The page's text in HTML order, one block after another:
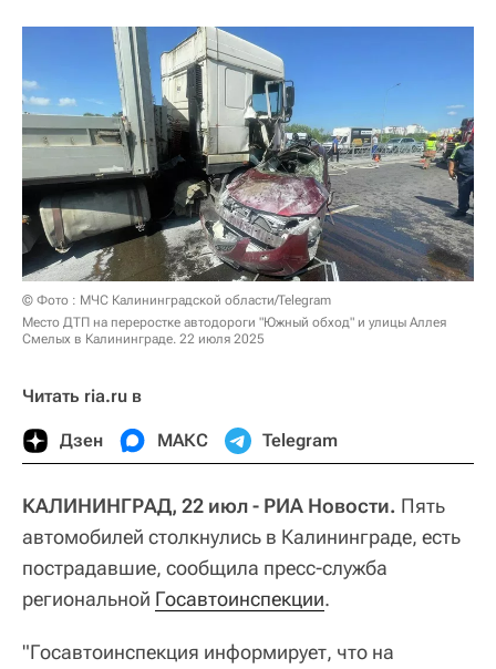
© Фото : МЧС Калининградской области/Telegram
Место ДТП на переростке автодороги "Южный обход" и улицы Аллея
Смелых в Калининграде. 22 июля 2025
Читать ria.ru в
Дзен МАКС Telegram
КАЛИНИНГРАД, 22 июл - РИА Новости. Пять
автомобилей столкнулись в Калининграде, есть
пострадавшие, сообщила пресс-служба
региональной Госавтоинспекции.
"Госавтоинспекция информирует, что на